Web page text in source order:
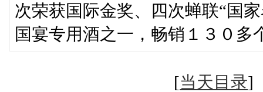
次荣获国际金奖、四次蝉联“国
国宴专用酒之一，畅销１３０多
[当天目录